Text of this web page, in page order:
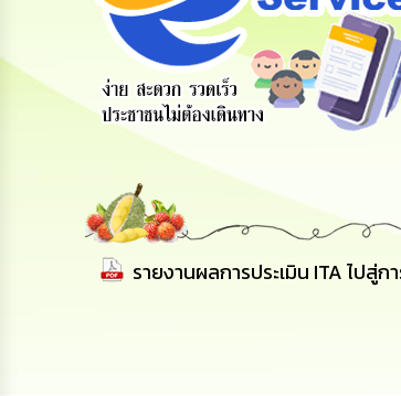
สายด่วนผู้
บริหาร
รับฟังความ
คิดเห็น
ประชาชน
ร้องเรียนร้อง
ทุกข์
รายงานผลการประเมิน ITA ไป